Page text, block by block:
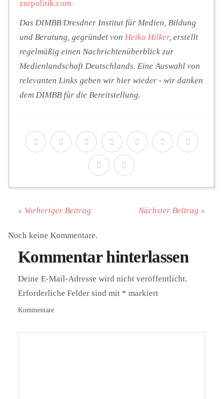
zurpolitik.com
Das DIMBB Dresdner Institut für Medien, Bildung
und Beratung, gegründet von Heiko Hilker, erstellt
regelmäßig einen Nachrichtenüberblick zur
Medienlandschaft Deutschlands. Eine Auswahl von
relevanten Links geben wir hier wieder - wir danken
dem DIMBB für die Bereitstellung.
« Vorheriger Beitrag Nächster Beitrag »
Noch keine Kommentare.
Kommentar hinterlassen
Deine E-Mail-Adresse wird nicht veröffentlicht.
Erforderliche Felder sind mit * markiert
Kommentare